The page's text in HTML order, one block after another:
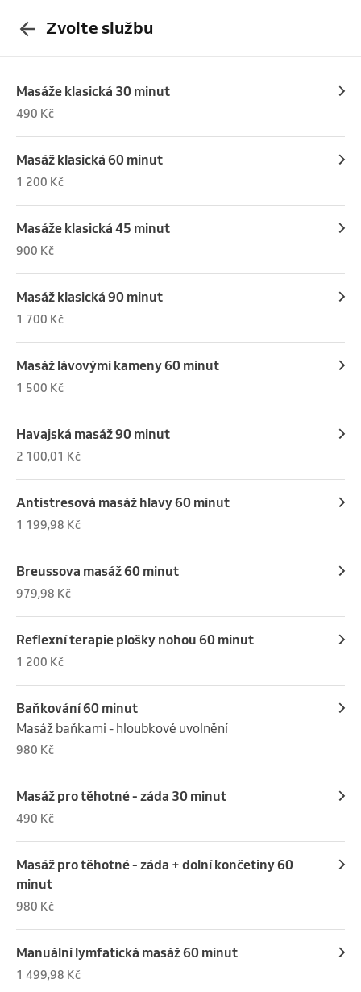
Zvolte službu
Masáže klasická 30 minut
490 Kč
Masáž klasická 60 minut
1 200 Kč
Masáže klasická 45 minut
900 Kč
Masáž klasická 90 minut
1 700 Kč
Masáž lávovými kameny 60 minut
1 500 Kč
Havajská masáž 90 minut
2 100,01 Kč
Antistresová masáž hlavy 60 minut
1 199,98 Kč
Breussova masáž 60 minut
979,98 Kč
Reflexní terapie plošky nohou 60 minut
1 200 Kč
Baňkování 60 minut
Masáž baňkami - hloubkové uvolnění
980 Kč
Masáž pro těhotné - záda 30 minut
490 Kč
Masáž pro těhotné - záda + dolní končetiny 60
minut
980 Kč
Manuální lymfatická masáž 60 minut
1 499,98 Kč